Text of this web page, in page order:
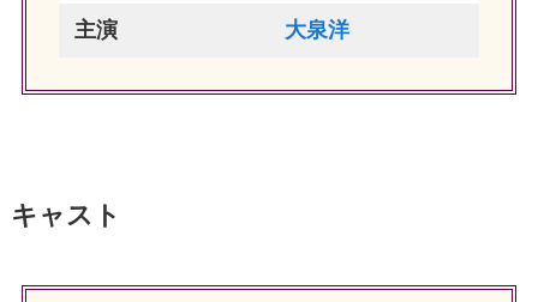
主演 大泉洋
キャスト